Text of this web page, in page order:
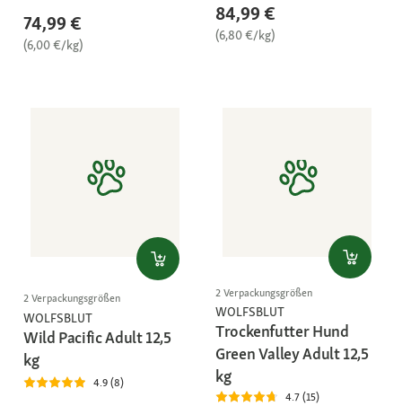
74,99 €
(6,00 €/kg)
84,99 €
(6,80 €/kg)
2 Verpackungsgrößen
WOLFSBLUT
Wild Pacific Adult 12,5
kg
4.9 (8)
2 Verpackungsgrößen
WOLFSBLUT
Trockenfutter Hund
Green Valley Adult 12,5
kg
4.7 (15)